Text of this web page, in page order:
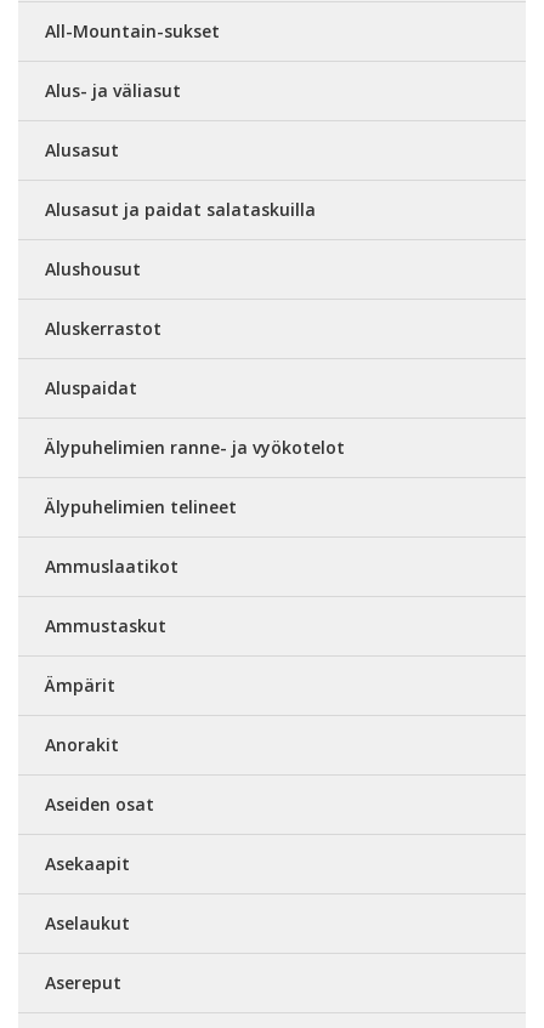
All-Mountain-sukset
Alus- ja väliasut
Alusasut
Alusasut ja paidat salataskuilla
Alushousut
Aluskerrastot
Aluspaidat
Älypuhelimien ranne- ja vyökotelot
Älypuhelimien telineet
Ammuslaatikot
Ammustaskut
Ämpärit
Anorakit
Aseiden osat
Asekaapit
Aselaukut
Asereput